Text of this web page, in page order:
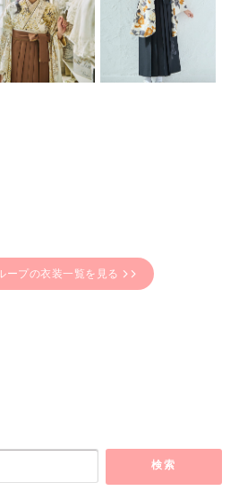
ープの衣装一覧を見る
検索